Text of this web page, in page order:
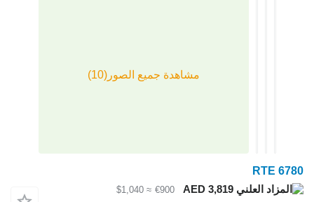
AED 3,819
€900
≈ $1,040